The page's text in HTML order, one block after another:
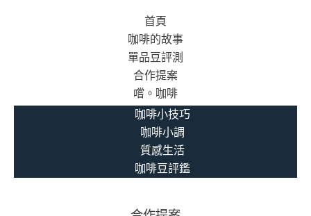
首頁
咖啡的故事
單品豆評測
合作提案
嚐。咖啡
咖啡小技巧
咖啡小調
質感生活
咖啡豆評鑑